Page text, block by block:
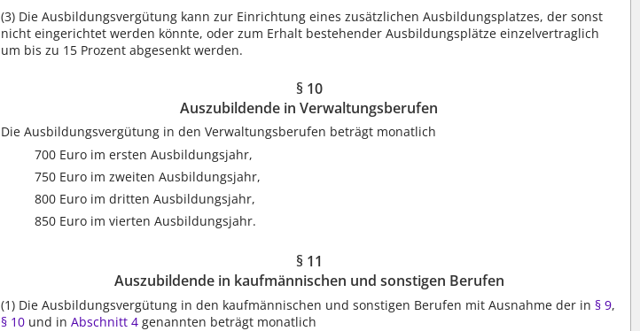
(3) Die Ausbildungsvergütung kann zur Einrichtung eines zusätzlichen Ausbildungsplatzes, der sonst
nicht eingerichtet werden könnte, oder zum Erhalt bestehender Ausbildungsplätze einzelvertraglich
um bis zu 15 Prozent abgesenkt werden.
§ 10
Auszubildende in Verwaltungsberufen
Die Ausbildungsvergütung in den Verwaltungsberufen beträgt monatlich
700 Euro im ersten Ausbildungsjahr,
750 Euro im zweiten Ausbildungsjahr,
800 Euro im dritten Ausbildungsjahr,
850 Euro im vierten Ausbildungsjahr.
§ 11
Auszubildende in kaufmännischen und sonstigen Berufen
(1) Die Ausbildungsvergütung in den kaufmännischen und sonstigen Berufen mit Ausnahme der in § 9,
§ 10 und inAbschnitt 4 genannten beträgt monatlich